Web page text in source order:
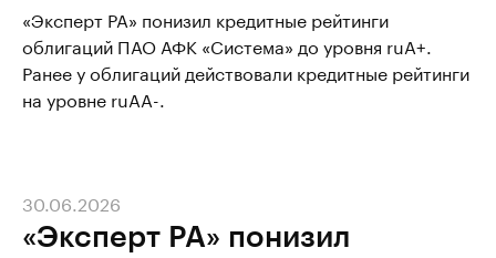
«Эксперт РА» понизил кредитные рейтинги
облигаций ПАО АФК «Система» до уровня ruA+.
Ранее у облигаций действовали кредитные рейтинги
на уровне ruAA-.
«Эксперт РА» понизил
30.06.2026